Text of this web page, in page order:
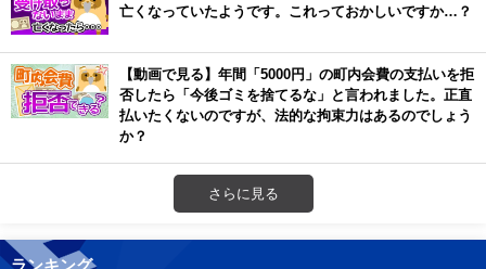
亡くなっていたようです。これっておかしいですか…？
【動画で見る】年間「5000円」の町内会費の支払いを拒
否したら「今後ゴミを捨てるな」と言われました。正直
払いたくないのですが、法的な拘束力はあるのでしょう
か？
さらに見る
ランキング